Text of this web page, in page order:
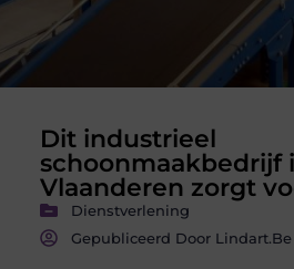
Dit industrieel
schoonmaakbedrijf
Vlaanderen zorgt
Dienstverlening
Gepubliceerd Door Lindart.be